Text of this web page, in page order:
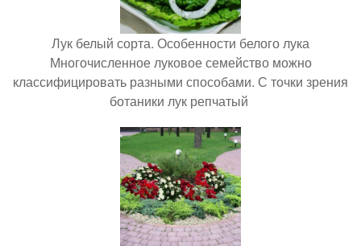
Лук белый сорта. Особенности белого лука
Многочисленное луковое семейство можно
классифицировать разными способами. С точки зрения
ботаники лук репчатый